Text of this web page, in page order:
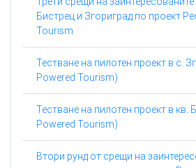
Бистрец и Згориград по проект
Tourism
Тестване на пилотен проект в с.
Powered Tourism)
Тестване на пилотен проект в кв.
Powered Tourism)
Втори рунд от срещи на